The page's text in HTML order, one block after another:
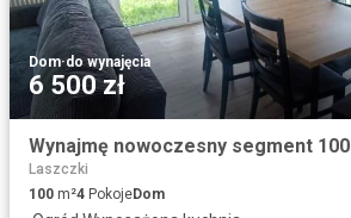
Dom·do wynajęcia
6 500 zł
Laszczki
100 m²4 PokojeDom